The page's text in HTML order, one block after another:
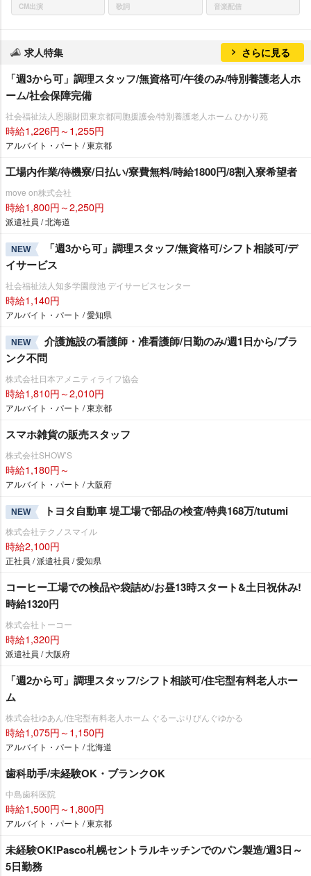
CM出演 歌詞 音楽配信
求人特集 さらに見る
「週3から可」調理スタッフ/無資格可/午後のみ/特別養護老人ホ
ーム/社会保障完備
社会福祉法人恩賜財団東京都同胞援護会/特別養護老人ホーム ひかり苑
時給1,226円～1,255円
アルバイト・パート / 東京都
工場内作業/待機寮/日払い/寮費無料/時給1800円/8割入寮希望者
move on株式会社
時給1,800円～2,250円
派遣社員 / 北海道
NEW
「週3から可」調理スタッフ/無資格可/シフト相談可/デ
イサービス
社会福祉法人知多学園葭池 デイサービスセンター
時給1,140円
アルバイト・パート / 愛知県
NEW
介護施設の看護師・准看護師/日勤のみ/週1日から/ブラ
ンク不問
株式会社日本アメニティライフ協会
時給1,810円～2,010円
アルバイト・パート / 東京都
スマホ雑貨の販売スタッフ
株式会社SHOW’S
時給1,180円～
アルバイト・パート / 大阪府
NEW トヨタ自動車 堤工場で部品の検査/特典168万/tutumi
株式会社テクノスマイル
時給2,100円
正社員 / 派遣社員 / 愛知県
コーヒー工場での検品や袋詰め/お昼13時スタート&土日祝休み!
時給1320円
株式会社トーコー
時給1,320円
派遣社員 / 大阪府
「週2から可」調理スタッフ/シフト相談可/住宅型有料老人ホー
ム
株式会社ゆあん/住宅型有料老人ホーム ぐるーぷりびんぐゆかる
時給1,075円～1,150円
アルバイト・パート / 北海道
歯科助手/未経験OK・ブランクOK
中島歯科医院
時給1,500円～1,800円
アルバイト・パート / 東京都
未経験OK!Pasco札幌セントラルキッチンでのパン製造/週3日～
5日勤務